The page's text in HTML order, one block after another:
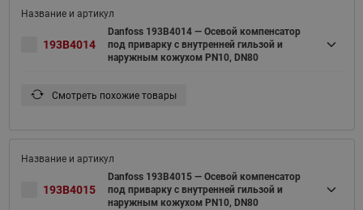
193B4014
Danfoss 193B4014 — Осевой компенсатор
под приварку с внутренней гильзой и
наружным кожухом PN10, DN80
Смотреть похожие товары
193B4015
Danfoss 193B4015 — Осевой компенсатор
под приварку с внутренней гильзой и
наружным кожухом PN10, DN80